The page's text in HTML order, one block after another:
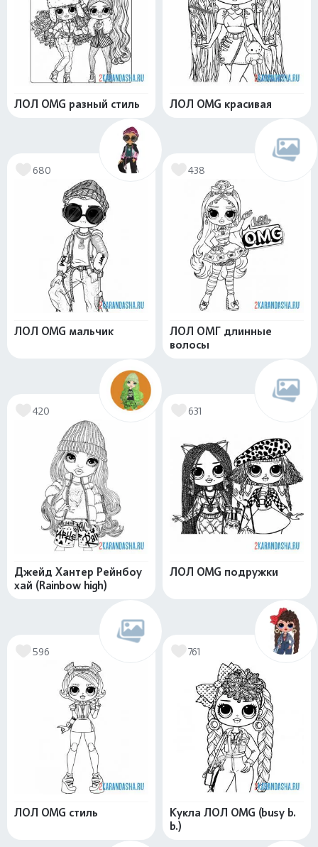
ЛОЛ OMG разный стиль ЛОЛ OMG красивая
680
ЛОЛ OMG мальчик
438
ЛОЛ ОМГ длинные
волосы
420
Джейд Хантер Рейнбоу
хай (Rainbow high)
631
ЛОЛ OMG подружки
596
ЛОЛ OMG стиль
761
Кукла ЛОЛ OMG (busy b.
b.)